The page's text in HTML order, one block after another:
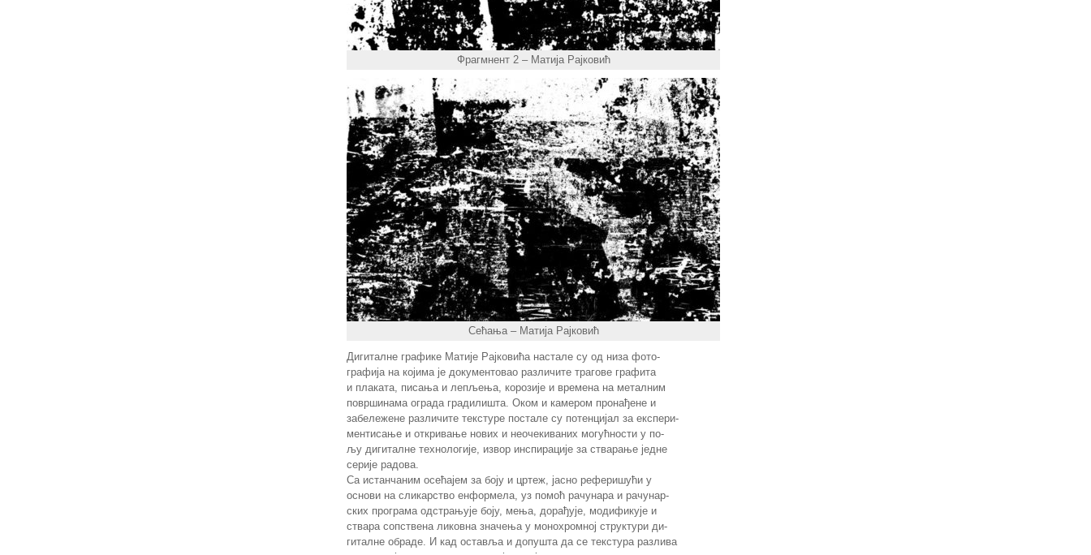
Фрагмнент 2 – Матија Рајковић
Сећања – Матија Рајковић
Дигиталне графике Матије Рајковића настале су од низа фото-
графија на којима је документовао различите трагове графита
и плаката, писања и лепљења, корозије и времена на металним
површинама ограда градилишта. Оком и камером пронађене и
забележене различите текстуре постале су потенцијал за експери-
ментисање и откривање нових и неочекиваних могућности у по-
љу дигиталне технологије, извор инспирације за стварање једне
серије радова.
Са истанчаним осећајем за боју и цртеж, јасно реферишући у
основи на сликарство енформела, уз помоћ рачунара и рачунар-
ских програма одстрањује боју, мења, дорађује, модификује и
ствара сопствена ликовна значења у монохромној структури ди-
гиталне обраде. И кад оставља и допушта да се текстура разлива